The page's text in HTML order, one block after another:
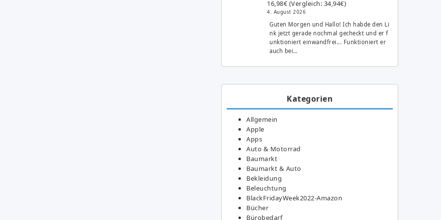
16,98€ (Vergleich: 34,94€)
4. August 2026
Guten Morgen und Hallo! Ich habde den Li
nk jetzt gerade nochmal gecheckt und er f
unktioniert einwandfrei... Funktioniert er
auch bei…
Kategorien
Allgemein
Apple
Apps
Auto & Motorrad
Baumarkt
Baumarkt & Auto
Bekleidung
Beleuchtung
BlackFridayWeek2022-Amazon
Bücher
Bürobedarf